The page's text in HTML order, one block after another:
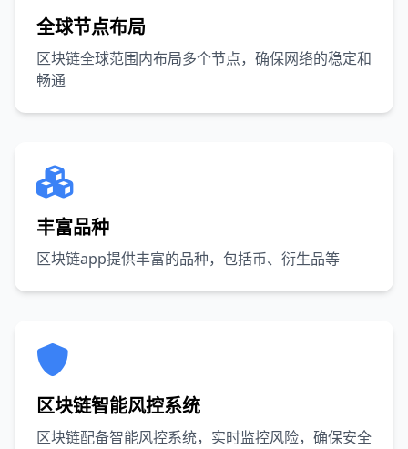
全球节点布局
区块链全球范围内布局多个节点，确保网络的稳定和
畅通
丰富品种
区块链app提供丰富的品种，包括币、衍生品等
区块链智能风控系统
区块链配备智能风控系统，实时监控风险，确保安全